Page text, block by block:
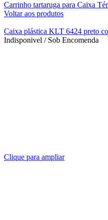
Carrinho tartaruga para Caixa
Voltar aos produtos
Caixa plástica KLT 6424 preto
Indisponivel / Sob Encomenda
Clique para ampliar